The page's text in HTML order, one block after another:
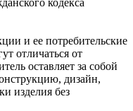
и ее потребительские
отличаться от
оставляет за собой
дизайн,
изделия без